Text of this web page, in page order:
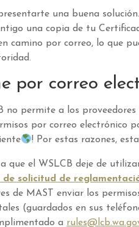
una buena
una copia de tu
camino por correo, lo que
por correo
no permite a los
por correo electrónico
! Por estas razones,
que el WSLCB deje de
de solicitud de
de MAST enviar los
(guardados en sus
a